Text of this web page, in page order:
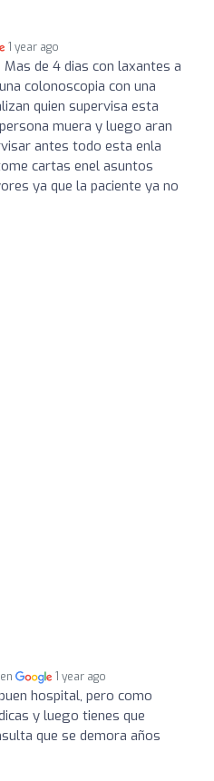
1 year ago
Mas de 4 dias con laxantes a
colonoscopia con una
quien supervisa esta
muera y luego aran
antes todo esta enla
cartas enel asuntos
ya que la paciente ya no
1 year ago
hospital, pero como
y luego tienes que
que se demora años